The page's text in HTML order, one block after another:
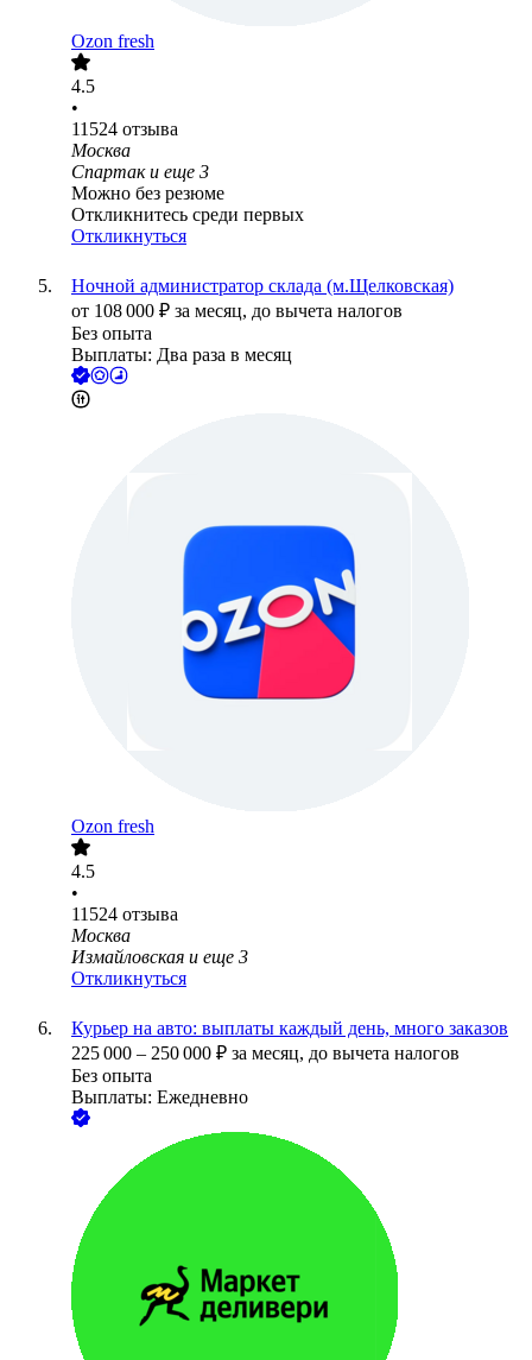
Ozon fresh
4.5
•
11524 отзыва
Москва
Спартак и еще 3
Можно без резюме
Откликнитесь среди первых
Откликнуться
Ночной администратор склада (м.Щелковская)
от 108 000 ₽ за месяц, до вычета налогов
Без опыта
Выплаты: Два раза в месяц
Ozon fresh
4.5
•
11524 отзыва
Москва
Измайловская и еще 3
Откликнуться
Курьер на авто: выплаты каждый день, много заказов
225 000 – 250 000 ₽ за месяц, до вычета налогов
Без опыта
Выплаты: Ежедневно